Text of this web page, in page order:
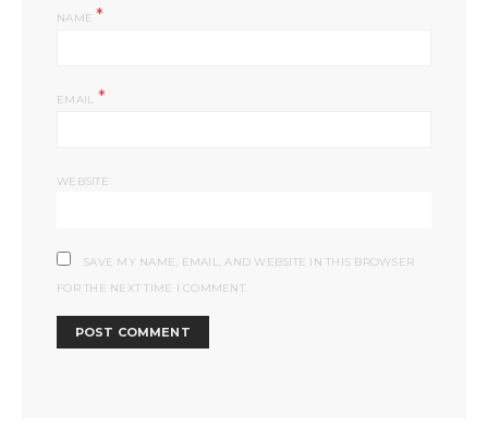
NAME *
EMAIL *
WEBSITE
SAVE MY NAME, EMAIL, AND WEBSITE IN THIS BROWSER
FOR THE NEXT TIME I COMMENT.